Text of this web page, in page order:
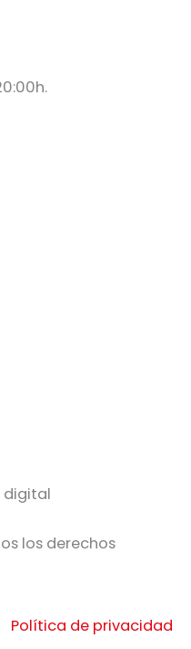
los derechos
Política de privacidad